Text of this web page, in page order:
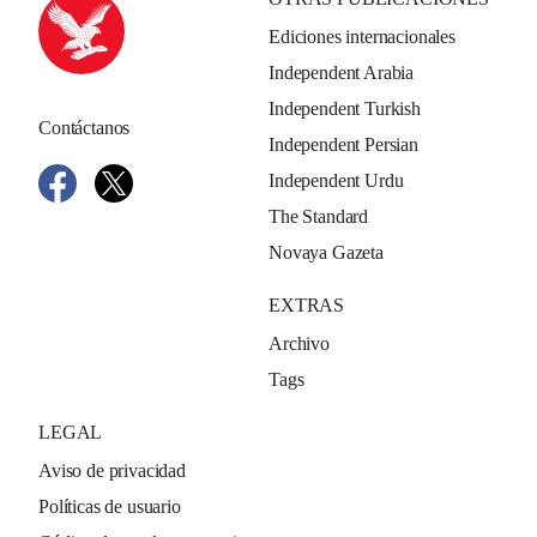
Contáctanos
Ediciones internacionales
Independent Arabia
Independent Turkish
Independent Persian
Independent Urdu
The Standard
Novaya Gazeta
EXTRAS
Archivo
Tags
LEGAL
Aviso de privacidad
Políticas de usuario